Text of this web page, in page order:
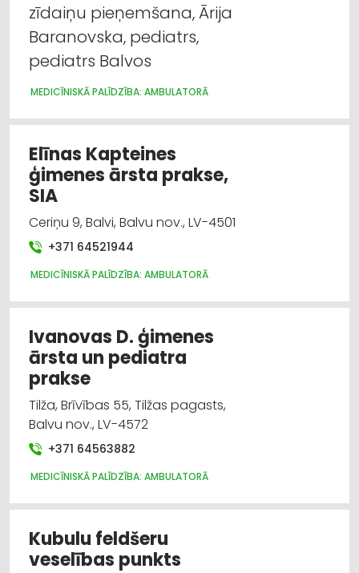
zīdaiņu pieņemšana, Ārija
Baranovska, pediatrs,
pediatrs Balvos
MEDICĪNISKĀ PALĪDZĪBA: AMBULATORĀ
Elīnas Kapteines
ģimenes ārsta prakse,
SIA
Ceriņu 9, Balvi, Balvu nov., LV-4501
+371 64521944
MEDICĪNISKĀ PALĪDZĪBA: AMBULATORĀ
Ivanovas D. ģimenes
ārsta un pediatra
prakse
Tilža, Brīvības 55, Tilžas pagasts,
Balvu nov., LV-4572
+371 64563882
MEDICĪNISKĀ PALĪDZĪBA: AMBULATORĀ
Kubulu feldšeru
veselības punkts